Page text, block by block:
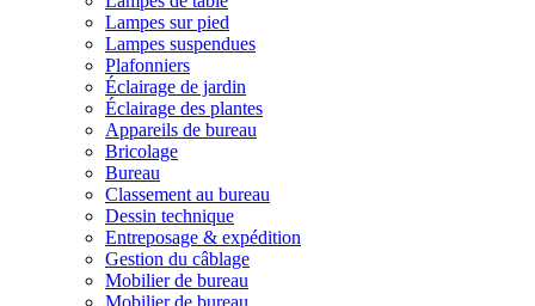
Lampes sur pied
Lampes suspendues
Plafonniers
Éclairage de jardin
Éclairage des plantes
Appareils de bureau
Bricolage
Bureau
Classement au bureau
Dessin technique
Entreposage & expédition
Gestion du câblage
Mobilier de bureau
Mobilier de bureau